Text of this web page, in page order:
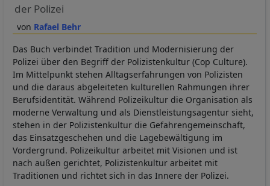
Rafael Behr
der Polizei
Das Buch verbindet Tradition und Modernisierung der
Polizei über den Begriff der Polizistenkultur (Cop Culture).
Im Mittelpunkt stehen Alltagserfahrungen von Polizisten
und die daraus abgeleiteten kulturellen Rahmungen ihrer
Berufsidentität. Während Polizeikultur die Organisation als
moderne Verwaltung und als Dienstleistungsagentur sieht,
stehen in der Polizistenkultur die Gefahrengemeinschaft,
das Einsatzgeschehen und die Lagebewältigung im
Vordergrund. Polizeikultur arbeitet mit Visionen und ist
nach außen gerichtet, Polizistenkultur arbeitet mit
Traditionen und richtet sich in das Innere der Polizei.